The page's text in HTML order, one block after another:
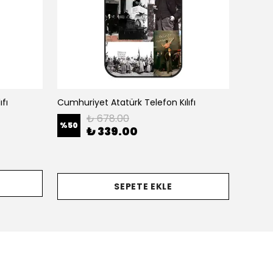
Cumhuriyet Atatürk Telefon Kılıfı
%50 ₺ 678.00
₺ 339.00
SEPETE EKLE